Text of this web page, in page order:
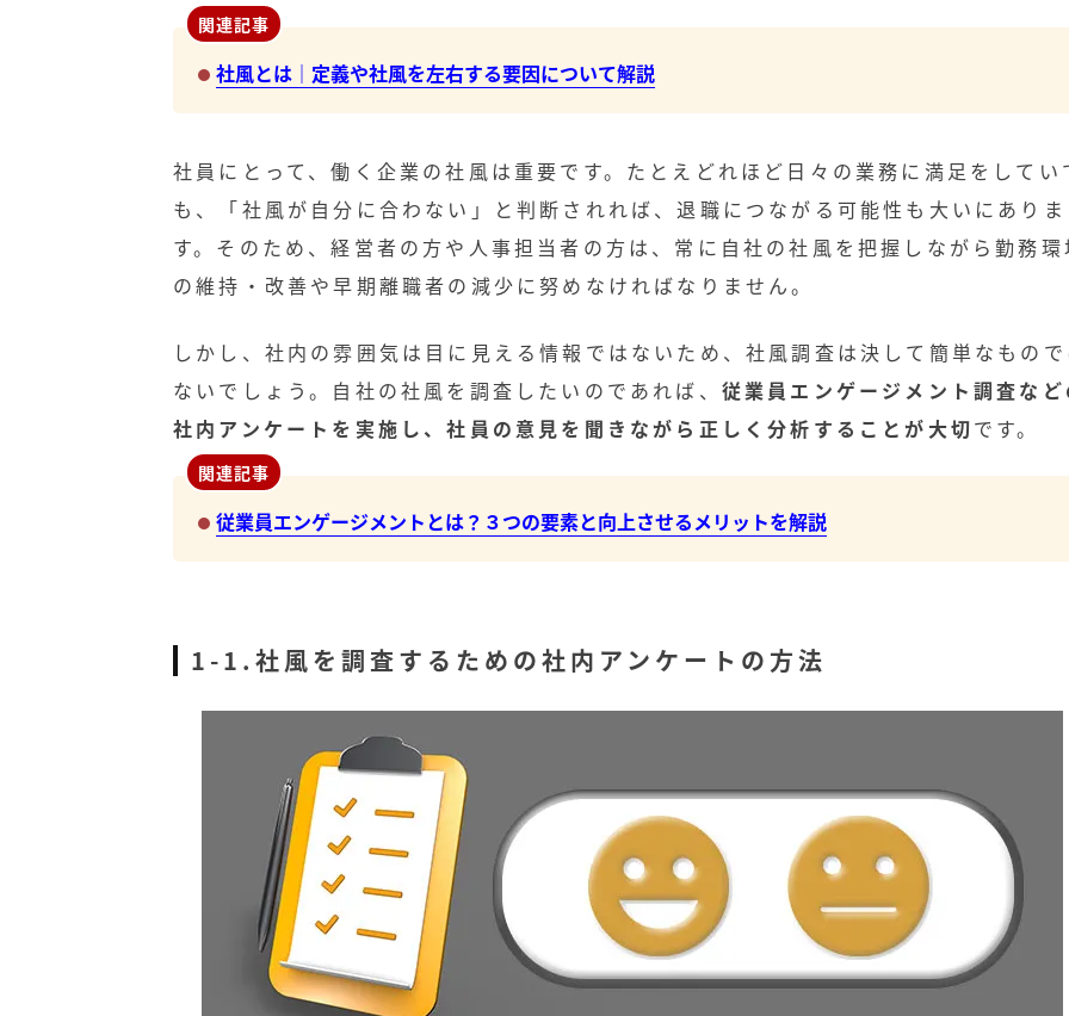
関連記事
社風とは｜定義や社風を左右する要因について解説
社員にとって、働く企業の社風は重要です。たとえどれほど日々の業務に満足をしてい
も、「社風が自分に合わない」と判断されれば、退職につながる可能性も大いにありま
す。そのため、経営者の方や人事担当者の方は、常に自社の社風を把握しながら勤務
の維持・改善や早期離職者の減少に努めなければなりません。
しかし、社内の雰囲気は目に見える情報ではないため、社風調査は決して簡単なもの
ないでしょう。自社の社風を調査したいのであれば、 従業員エンゲージメント調査な
社内アンケートを実施し、社員の意見を聞きながら正しく分析することが大切です。
関連記事
従業員エンゲージメントとは？３つの要素と向上させるメリットを解説
1-1.社風を調査するための社内アンケートの方法